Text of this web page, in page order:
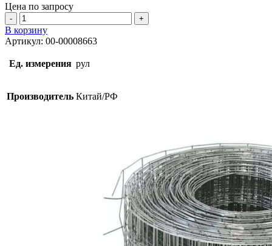
Цена по запросу
Количество
товара
Сетка
50х50х1,4мм
0,35мх50м
В корзину
Артикул: 00-00008663
Ед. измерения рул
Производитель Китай/РФ